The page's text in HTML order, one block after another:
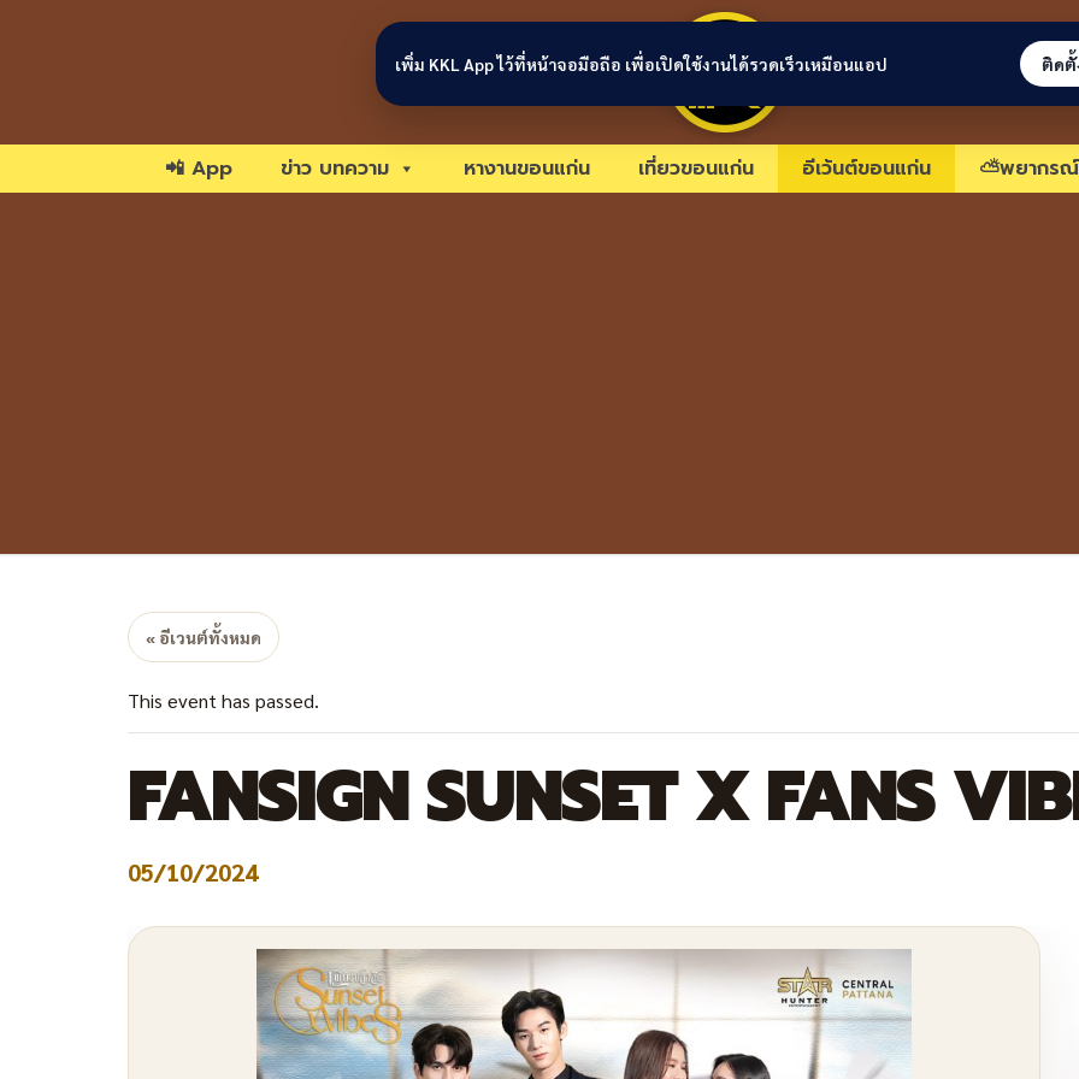
ขอนแก่นลิงก์
📲 App ข่าว บทความ หางานขอนแก่น เที่ยวขอนแก่น อีเว้นต์ขอนแก่น ⛅พยากร
« อีเวนต์ทั้งหมด
This event has passed.
FANSIGN SUNSET X FANS
05/10/2024
เพิ่ม KKL App ไว้ที่หน้าจอมือถือ เพื่อเปิดใช้งานได้รวดเร็วเหมือนแอป ติดตั้